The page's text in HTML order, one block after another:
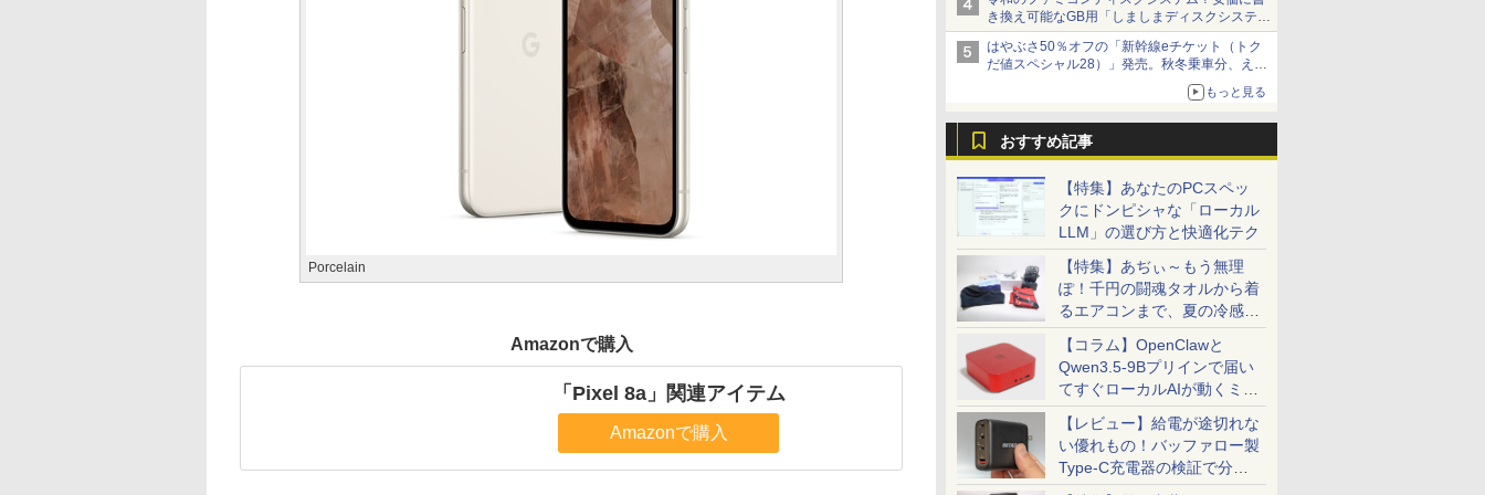
き換え可能なGB用「しましまディスクシステ
ム」
はやぶさ50％オフの「新幹線eチケット（トク
だ値スペシャル28）」発売。秋冬乗車分、えき
もっと見る
おすすめ記事
【特集】あなたのPCスペッ
クにドンピシャな「ローカル
LLM」の選び方と快適化テク
【特集】あぢぃ～もう無理
ぽ！千円の闘魂タオルから着
るエアコンまで、夏の冷感グ
ッズ一挙紹介
【コラム】OpenClawと
Qwen3.5-9Bプリインで届い
てすぐローカルAIが動くミニ
PC「SER9 Pro」
【レビュー】給電が途切れな
い優れもの！バッファロー製
Type-C充電器の検証で分か
ったこと
Porcelain
Amazonで購入
「Pixel 8a」関連アイテム
Amazonで購入